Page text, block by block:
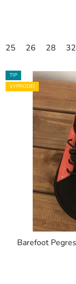
25 26 28 32
TIP
VÝPRODEJ
Barefoot